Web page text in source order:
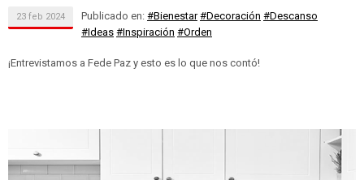
23 feb 2024 Publicado en: #Bienestar #Decoración #Descanso
#Ideas #Inspiración #Orden
¡Entrevistamos a Fede Paz y esto es lo que nos contó!